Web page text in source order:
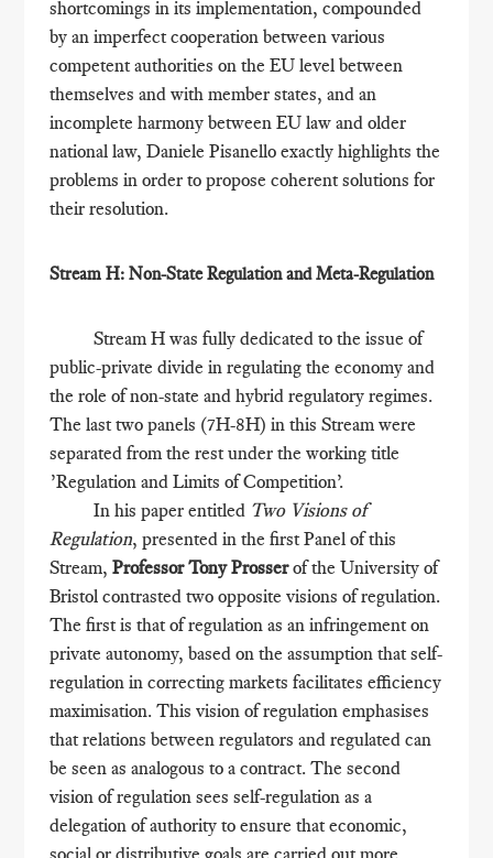
shortcomings in its implementation, compounded
by an imperfect cooperation between various
competent authorities on the EU level between
themselves and with member states, and an
incomplete harmony between EU law and older
national law, Daniele Pisanello exactly highlights the
problems in order to propose coherent solutions for
their resolution.
Stream H: Non-State Regulation and Meta-Regulation
Stream H was fully dedicated to the issue of
public-private divide in regulating the economy and
the role of non-state and hybrid regulatory regimes.
The last two panels (7H-8H) in this Stream were
separated from the rest under the working title
’Regulation and Limits of Competition’.
In his paper entitled Two Visions of
Regulation, presented in the first Panel of this
Stream,Professor Tony Prosserof the University of
Bristol contrasted two opposite visions of regulation.
The first is that of regulation as an infringement on
private autonomy, based on the assumption that self-
regulation in correcting markets facilitates efficiency
maximisation. This vision of regulation emphasises
that relations between regulators and regulated can
be seen as analogous to a contract. The second
vision of regulation sees self-regulation as a
delegation of authority to ensure that economic,